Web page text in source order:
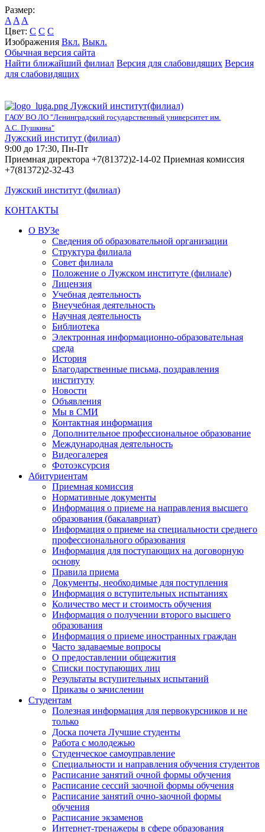
Размер:
A A A
Цвет: C C C
Изображения Вкл. Выкл.
Обычная версия сайта
Найти ближайший филиал Версия для слабовидящих Версия
для слабовидящих
Лужский институт(филиал)
ГАОУ ВО ЛО "Ленинградский государственный университет им.
А.С. Пушкина"
Лужский институт (филиал)
9:00 до 17:30, Пн-Пт
Приемная директора +7(81372)2-14-02 Приемная комиссия
+7(81372)2-32-43
Лужский институт (филиал)
КОНТАКТЫ
О ВУЗе
Сведения об образовательной организации
Структура филиала
Совет филиала
Положение о Лужском институте (филиале)
Лицензия
Учебная деятельность
Внеучебная деятельность
Научная деятельность
Библиотека
Электронная информационно-образовательная
среда
История
Благодарственные письма, поздравления
институту
Новости
Объявления
Мы в СМИ
Контактная информация
Дополнительное профессиональное образование
Международная деятельность
Видеогалерея
Фотоэксурсия
Абитуриентам
Приемная комиссия
Нормативные документы
Информация о приеме на направления высшего
образования (бакалавриат)
Информация о приеме на специальности среднего
профессионального образования
Информация для поступающих на договорную
основу
Правила приема
Документы, необходимые для поступления
Информация о вступительных испытаниях
Количество мест и стоимость обучения
Информация о получении второго высшего
образования
Информация о приеме иностранных граждан
Часто задаваемые вопросы
О предоставлении общежития
Списки поступающих лиц
Результаты вступительных испытаний
Приказы о зачислении
Студентам
Полезная информация для первокурсников и не
только
Доска почета Лучшие студенты
Работа с молодежью
Студенческое самоуправление
Специальности и направления обучения студентов
Расписание занятий очной формы обучения
Расписание сессий заочной формы обучения
Расписание занятий очно-заочной формы
обучения
Расписание экзаменов
Интернет-тренажеры в сфере образования